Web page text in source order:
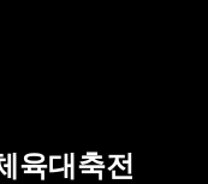
육대축전